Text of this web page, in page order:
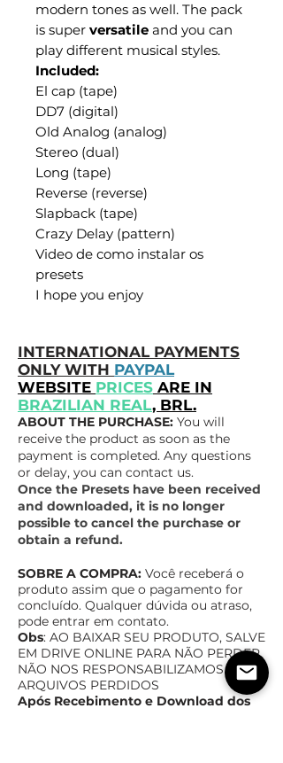
modern tones as well. The pack
is super versatile and you can
play different musical styles.
Included:
El cap (tape)
DD7 (digital)
Old Analog (analog)
Stereo (dual)
Long (tape)
Reverse (reverse)
Slapback (tape)
Crazy Delay (pattern)
Video de como instalar os
presets
I hope you enjoy
INTERNATIONAL PAYMENTS
ONLY WITH PAYPAL
WEBSITE PRICES ARE IN
BRAZILIAN REAL, BRL.
ABOUT THE PURCHASE: You will
receive the product as soon as the
payment is completed. Any questions
or delay, you can contact us.
Once the Presets have been received
and downloaded, it is no longer
possible to cancel the purchase or
obtain a refund.
SOBRE A COMPRA: Você receberá o
produto assim que o pagamento for
concluído. Qualquer dúvida ou atraso,
pode entrar em contato.
Obs: AO BAIXAR SEU PRODUTO, SALVE
EM DRIVE ONLINE PARA NÃO PERDER,
NÃO NOS RESPONSABILIZAMOS POR
ARQUIVOS PERDIDOS
Após Recebimento e Download dos